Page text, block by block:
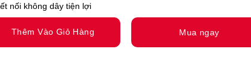
nối không dây tiện lợi
Thêm Vào Giỏ Hàng Mua ngay